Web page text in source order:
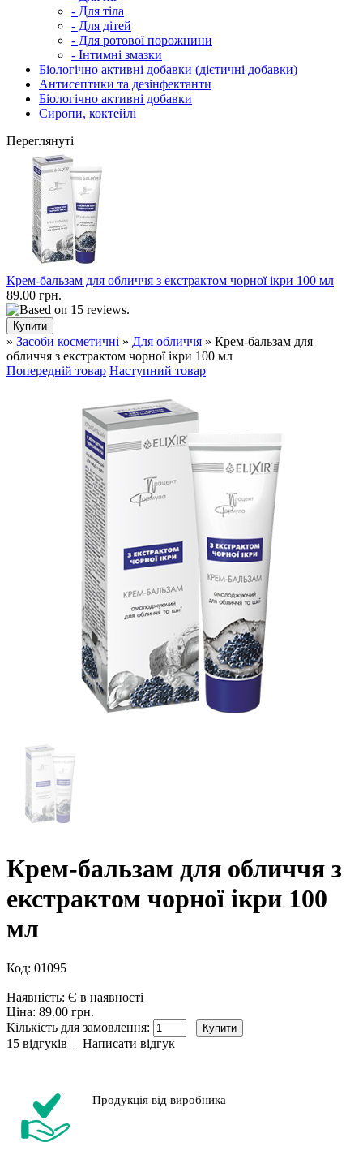
- Для тіла
- Для дітей
- Для ротової порожнини
- Інтимні змазки
Біологічно активні добавки (дієтичні добавки)
Антисептики та дезінфектанти
Біологічно активні добавки
Сиропи, коктейлі
Переглянуті
Крем-бальзам для обличчя з екстрактом чорної ікри 100 мл
89.00 грн.
» Засоби косметичні » Для обличчя » Крем-бальзам для
обличчя з екстрактом чорної ікри 100 мл
Попередній товар Наступний товар
Крем-бальзам для обличчя з
екстрактом чорної ікри 100
мл
Код: 01095
Наявність: Є в наявності
Ціна: 89.00 грн.
Кількість для замовлення:
15 відгуків | Написати відгук
Продукція від виробника